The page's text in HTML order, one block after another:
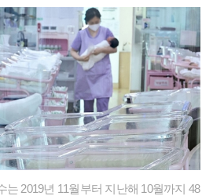
2019년 11월부터 지난해 10월까지 48